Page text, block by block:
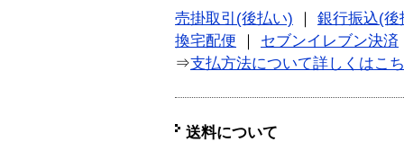
売掛取引(後払い)
銀行振込(後
換宅配便
セブンイレブン決済
⇒支払方法について詳しくはこ
送料について